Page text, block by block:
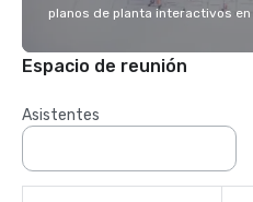
planos de planta interactivos en
Espacio de reunión
Asistentes